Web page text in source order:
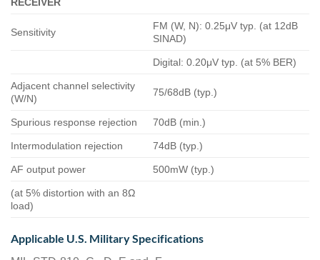
Sensitivity
FM (W, N): 0.25μV typ. (at 12dB
SINAD)
Digital: 0.20μV typ. (at 5% BER)
Adjacent channel selectivity
(W/N)
75/68dB (typ.)
Spurious response rejection 70dB (min.)
Intermodulation rejection 74dB (typ.)
AF output power 500mW (typ.)
(at 5% distortion with an 8Ω
load)
Applicable U.S. Military Specifications